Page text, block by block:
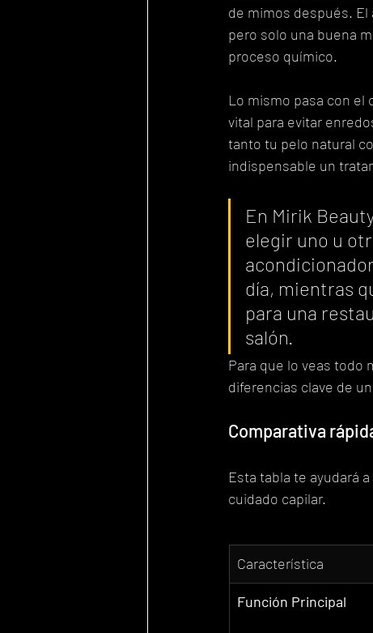
de mimos después.
pero solo una buena
proceso químico.
Lo mismo pasa con el
vital para evitar
tanto tu pelo natural
indispensable un
En Mirik
elegir uno u
día, mientras
para una
salón.
Para que lo veas todo
diferencias clave de
Comparativa
Esta tabla te ayudará
cuidado capilar.
Característica
Función Principal